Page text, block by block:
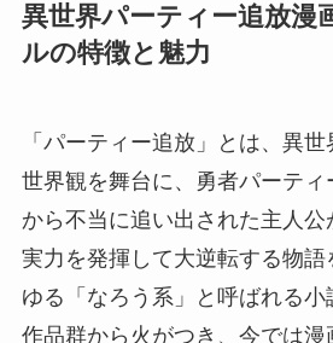
異世界パーティー追放漫
ルの特徴と魅力
「パーティー追放」とは、異
世界観を舞台に、勇者パーティ
から不当に追い出された主人
実力を発揮して大逆転する物語
ゆる「なろう系」と呼ばれる
作品群から火がつき、今では漫